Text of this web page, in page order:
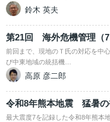
鈴木 英夫
第21回 海外危機管理（7
前回まで、現地のＴ氏の対応を中
び中東地域の統括機…
高原 彦二郎
令和8年熊本地震 猛暑の
最大震度7を記録した令和8年熊本